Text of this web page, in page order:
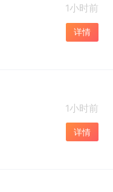
1小时前
详情
1小时前
详情